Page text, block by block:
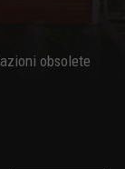
obsolete